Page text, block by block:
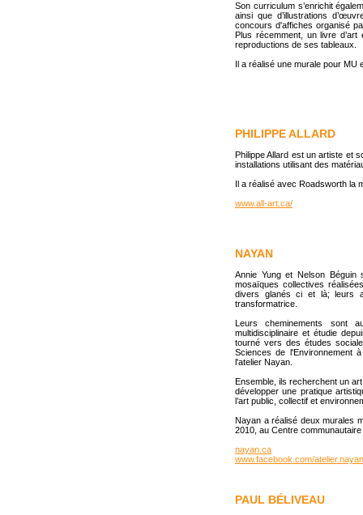
Son curriculum s’enrichit
ainsi que d’illustrations
concours d'affiches organisé
Plus récemment, un livre
reproductions de ses tableaux.
Il a réalisé une murale pour MU
PHILIPPE ALLARD
Philippe Allard est un artiste et
installations utilisant des
Il a réalisé avec Roadsworth la
www.all-art.ca/
NAYAN
Annie Yung et Nelson
mosaïques collectives
divers glanés ci et là; leurs
transformatrice.
Leurs cheminements sont
multidisciplinaire et étudie
tourné vers des études
Sciences de l'Environnement
l'atelier Nayan.
Ensemble, ils recherchent un
développer une pratique
l’art public, collectif et
Nayan a réalisé deux murales
2010, au Centre
nayan.ca
www.facebook.com/atelier.nayan
PAUL BÉLIVEAU